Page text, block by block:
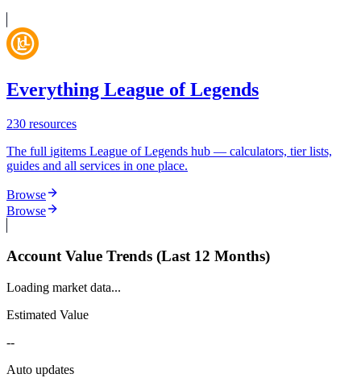
Everything League of Legends
230 resources
The full igitems League of Legends hub — calculators, tier lists,
guides and all services in one place.
Browse
Browse
Account Value Trends (Last 12 Months)
Loading market data...
Estimated Value
--
Auto updates